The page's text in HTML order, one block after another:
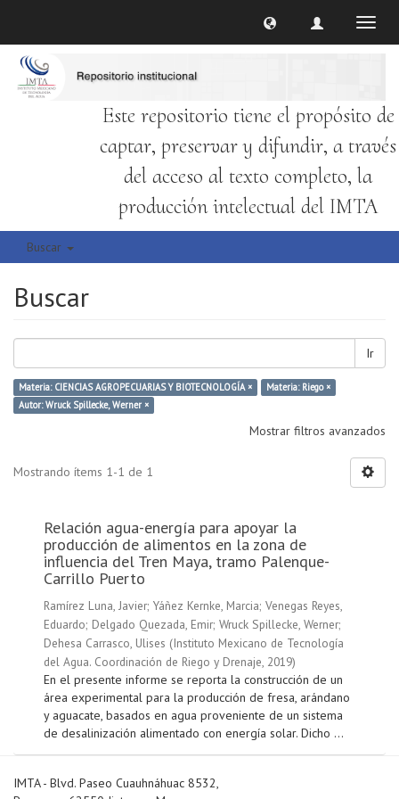
Este repositorio tiene el propósito de
captar, preservar y difundir, a través
del acceso al texto completo, la
producción intelectual del IMTA
Buscar
Buscar
Ir
Materia: CIENCIAS AGROPECUARIAS Y BIOTECNOLOGÍA ×
Materia: Riego ×
Autor: Wruck Spillecke, Werner ×
Mostrar filtros avanzados
Mostrando ítems 1-1 de 1
Relación agua-energía para apoyar la
producción de alimentos en la zona de
influencia del Tren Maya, tramo Palenque-
Carrillo Puerto
Ramírez Luna, Javier; Yáñez Kernke, Marcia; Venegas Reyes,
Eduardo; Delgado Quezada, Emir; Wruck Spillecke, Werner;
Dehesa Carrasco, Ulises (Instituto Mexicano de Tecnología
del Agua. Coordinación de Riego y Drenaje, 2019)
En el presente informe se reporta la construcción de un
área experimental para la producción de fresa, arándano
y aguacate, basados en agua proveniente de un sistema
de desalinización alimentado con energía solar. Dicho ...
IMTA - Blvd. Paseo Cuauhnáhuac 8532,